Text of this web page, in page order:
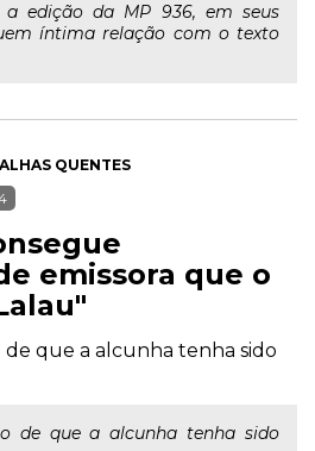
edição da MP 936, em seus
íntima relação com o texto
QUENTES
emissora que o
de que a alcunha tenha sido
de que a alcunha tenha sido